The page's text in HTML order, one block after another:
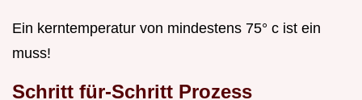
Ein kerntemperatur von mindestens 75° c ist ein
muss!
Schritt für-Schritt Prozess